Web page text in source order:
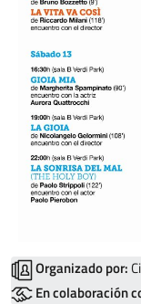
Organizado por:
En colaboración